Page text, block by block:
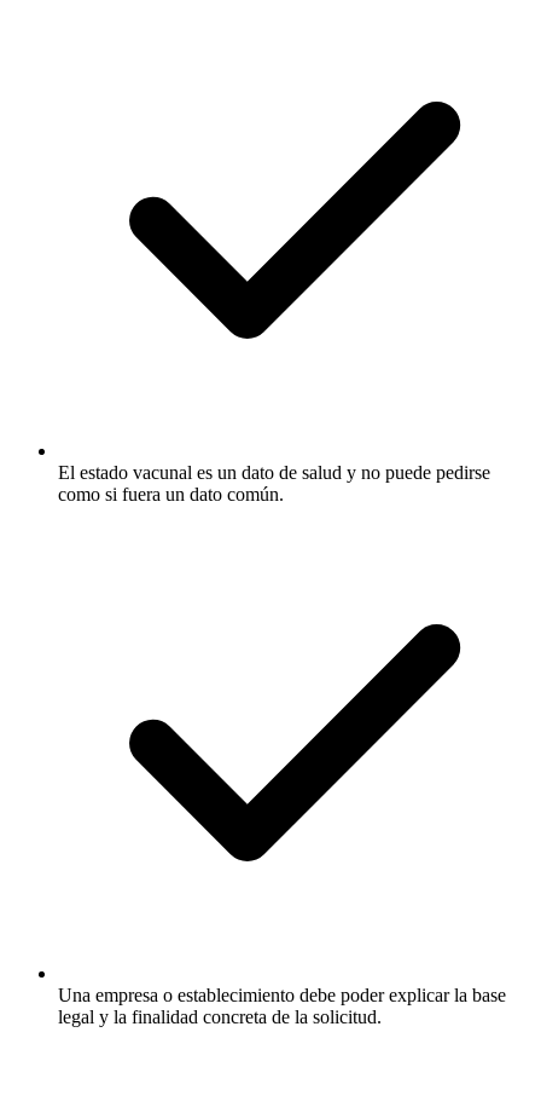
El estado vacunal es un dato de salud y no puede pedirse
como si fuera un dato común.
Una empresa o establecimiento debe poder explicar la base
legal y la finalidad concreta de la solicitud.